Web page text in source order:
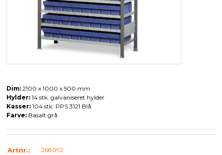
Dim: 2100 x 1000 x 500 mm
Hylder:14 stk. galvaniseret hylder
Kasser: 104 stk. PPS 3121 Blå
Farve: Basalt grå
Artnr.: 268092